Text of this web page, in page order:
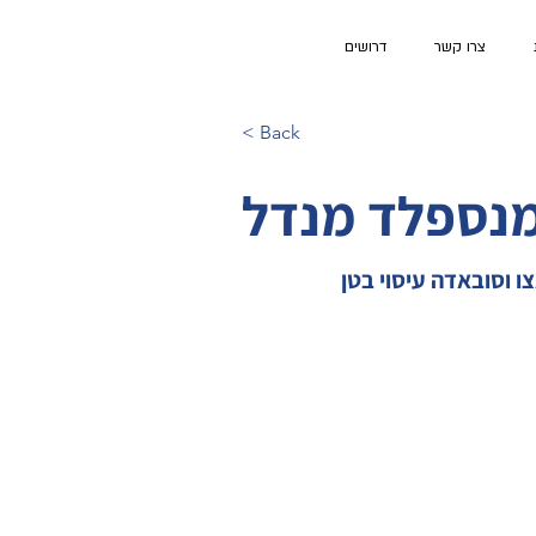
צרו קשר דרושים
< Back
מנדל
וסובאדה עיסוי בטן